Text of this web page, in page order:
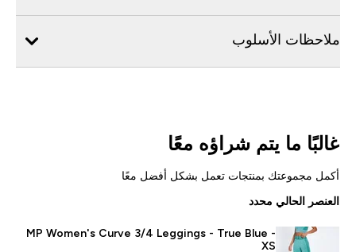
ملاحظات الأسلوب
غالبًا ما يتم شراؤه معًا
أكمل مجموعتك بمنتجات تعمل بشكل أفضل معًا
العنصر الحالي محدد
MP Women's Curve 3/4 Leggings - True Blue -
XS